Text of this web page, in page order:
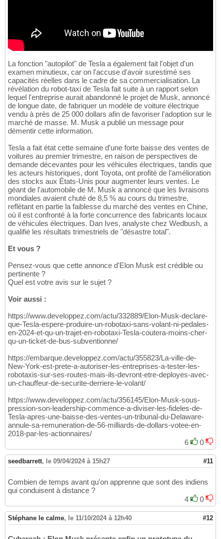
La fonction "autopilot" de Tesla a également fait l'objet d'un
examen minutieux, car on l'accuse d'avoir surestimé ses
capacités réelles dans le cadre de sa commercialisation. La
révélation du robot-taxi de Tesla fait suite à un rapport selon
lequel l'entreprise aurait abandonné le projet de Musk, annoncé
de longue date, de fabriquer un modèle de voiture électrique
vendu à près de 25 000 dollars afin de favoriser l'adoption sur le
marché de masse. M. Musk a publié un message pour
démentir cette information.
Tesla a fait état cette semaine d'une forte baisse des ventes de
voitures au premier trimestre, en raison de perspectives de
demande décevantes pour les véhicules électriques, tandis que
les acteurs historiques, dont Toyota, ont profité de l'amélioration
des stocks aux États-Unis pour augmenter leurs ventes. Le
géant de l'automobile de M. Musk a annoncé que les livraisons
mondiales avaient chuté de 8,5 % au cours du trimestre,
reflétant en partie la faiblesse du marché des ventes en Chine,
où il est confronté à la forte concurrence des fabricants locaux
de véhicules électriques. Dan Ives, analyste chez Wedbush, a
qualifié les résultats trimestriels de "désastre total".
Et vous ?
Pensez-vous que cette annonce d'Elon Musk est crédible ou
pertinente ?
Quel est votre avis sur le sujet ?
Voir aussi :
https://www.developpez.com/actu/332889/Elon-Musk-declare-
que-Tesla-espere-produire-un-robotaxi-sans-volant-ni-pedales-
en-2024-et-qu-un-trajet-en-robotaxi-Tesla-coutera-moins-cher-
qu-un-ticket-de-bus-subventionne/
https://embarque.developpez.com/actu/355823/La-ville-de-
New-York-est-prete-a-autoriser-les-entreprises-a-tester-les-
robotaxis-sur-ses-routes-mais-ils-devront-etre-deployes-avec-
un-chauffeur-de-securite-derriere-le-volant/
https://www.developpez.com/actu/356145/Elon-Musk-sous-
pression-son-leadership-commence-a-diviser-les-fideles-de-
Tesla-apres-une-baisse-des-ventes-un-tribunal-du-Delaware-
annule-sa-remuneration-de-56-milliards-de-dollars-votee-en-
2018-par-les-actionnaires/
6
0
seedbarrett, le 09/04/2024 à 15h27 #11
Combien de temps avant qu'on apprenne que sont des indiens
qui conduisent à distance ?
4
0
Stéphane le calme, le 11/10/2024 à 12h40 #12